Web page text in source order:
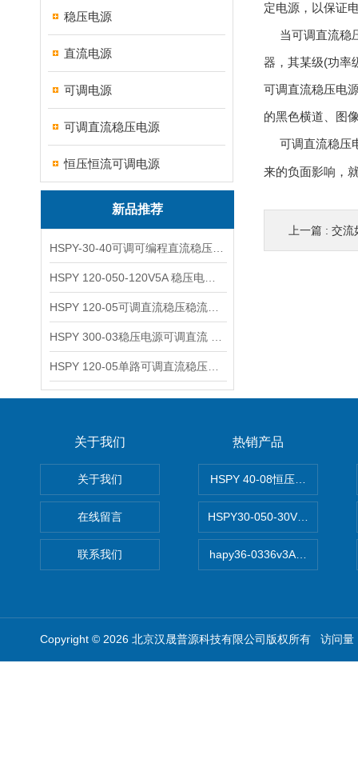
稳压电源
直流电源
可调电源
可调直流稳压电源
恒压恒流可调电源
新品推荐
定电源，以保证
当可调直流稳
器，其某级(功率
可调直流稳压电
的黑色横道、图
可调直流稳压
来的负面影响，
上一篇 : 交流
关于我们
关于我们
在线留言
联系我们
热销产品
HSPY 40-08恒压恒流恒功率
HSPY30-050-30V/-05A可调
hapy36-0336v3A高精度小型
Copyright © 2026 北京汉晟普源科技有限公司版权所有 访问量